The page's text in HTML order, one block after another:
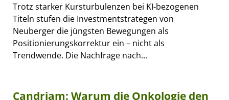
Trotz starker Kursturbulenzen bei KI-bezogenen
Titeln stufen die Investmentstrategen von
Neuberger die jüngsten Bewegungen als
Positionierungskorrektur ein – nicht als
Trendwende. Die Nachfrage nach...
Candriam: Warum die Onkologie den